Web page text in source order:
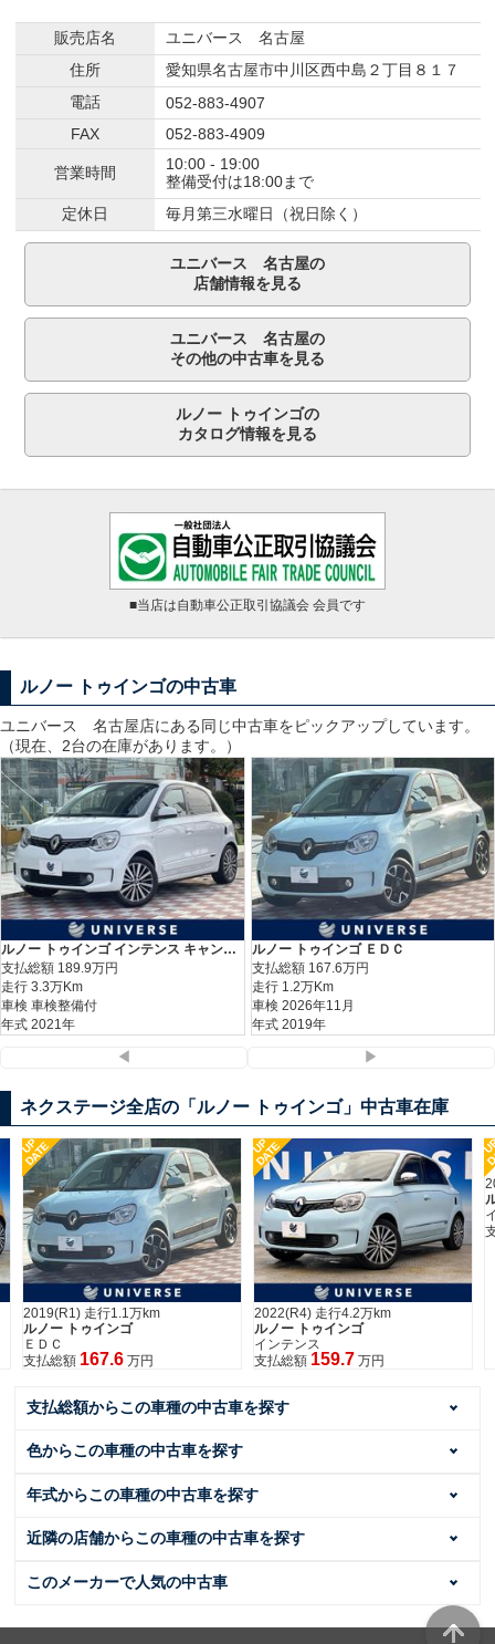
販売店名
ユニバース 名古屋
住所
愛知県名古屋市中川区西中島２丁目８１７
電話
052-883-4907
FAX
052-883-4909
営業時間
10:00 - 19:00
整備受付は18:00まで
定休日
毎月第三水曜日（祝日除く）
ユニバース 名古屋の
店舗情報を見る
ユニバース 名古屋の
その他の中古車を見る
ルノー トゥインゴの
カタログ情報を見る
■当店は自動車公正取引協議会 会員です
ルノー トゥインゴの中古車
ユニバース 名古屋店にある同じ中古車をピックアップしています。
（現在、2台の在庫があります。）
ルノー トゥインゴ インテンス キャンバストップ
支払総額 189.9万円
走行 3.3万Km
車検 車検整備付
年式 2021年
ルノー トゥインゴ ＥＤＣ
支払総額 167.6万円
走行 1.2万Km
車検 2026年11月
年式 2019年
◀ ▶
ネクステージ全店の「ルノー トゥインゴ」中古車在庫
UP
DATE
2019(R1) 走行1.1万km
ルノー トゥインゴ
ＥＤＣ
支払総額 167.6 万円
UP
DATE
2022(R4) 走行4.2万km
ルノー トゥインゴ
インテンス
支払総額 159.7 万円
支払総額からこの車種の中古車を探す
色からこの車種の中古車を探す
年式からこの車種の中古車を探す
近隣の店舗からこの車種の中古車を探す
このメーカーで人気の中古車